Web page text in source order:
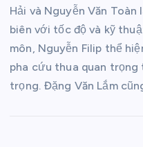
Hải và Nguyễn Văn
biên với tốc độ và kỹ
môn, Nguyễn Filip thể
pha cứu thua quan
trọng. Đặng Văn Lắm